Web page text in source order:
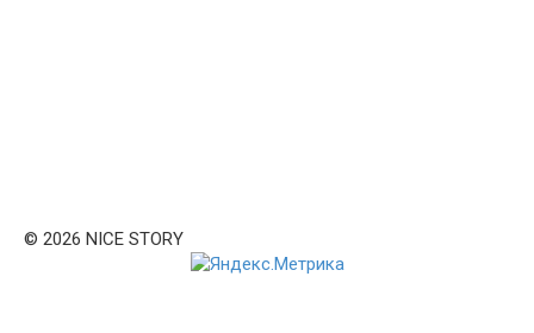
© 2026 NICE STORY